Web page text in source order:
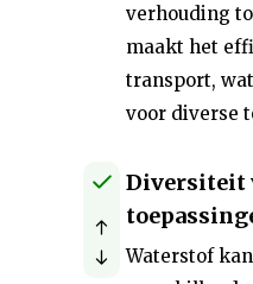
verhouding
maakt het
transport,
voor diverse
Diversiteit
Waterstof